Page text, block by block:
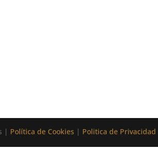
| Política de Cookies | Politica de Privacidad